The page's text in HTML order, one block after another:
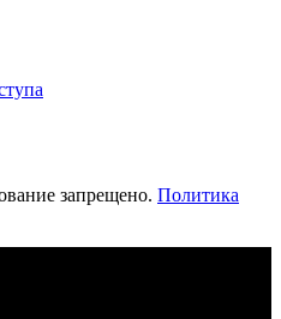
запрещено. Политика